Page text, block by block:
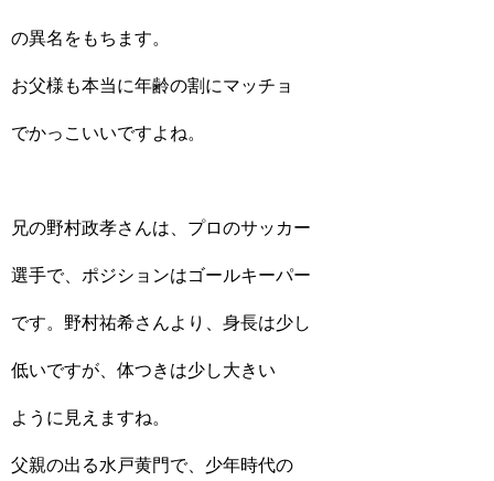
の異名をもちます。
お父様も本当に年齢の割にマッチョ
でかっこいいですよね。
兄の野村政孝さんは、プロのサッカー
選手で、ポジションはゴールキーパー
です。野村祐希さんより、身長は少し
低いですが、体つきは少し大きい
ように見えますね。
父親の出る水戸黄門で、少年時代の